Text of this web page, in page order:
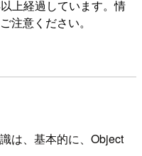
上経過しています。情
注意ください。
は、基本的に、Object